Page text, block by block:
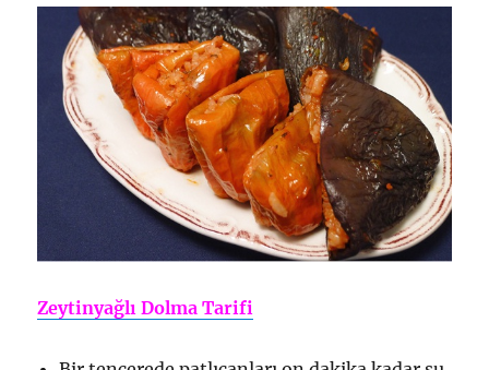
Zeytinyağlı Dolma Tarifi